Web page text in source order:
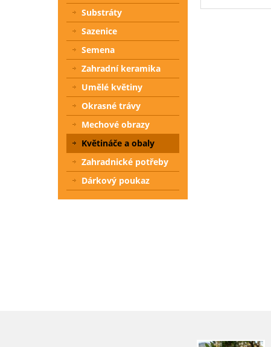
Substráty
Sazenice
Semena
Zahradní keramika
Umělé květiny
Okrasné trávy
Mechové obrazy
Květináče a obaly
Zahradnické potřeby
Dárkový poukaz